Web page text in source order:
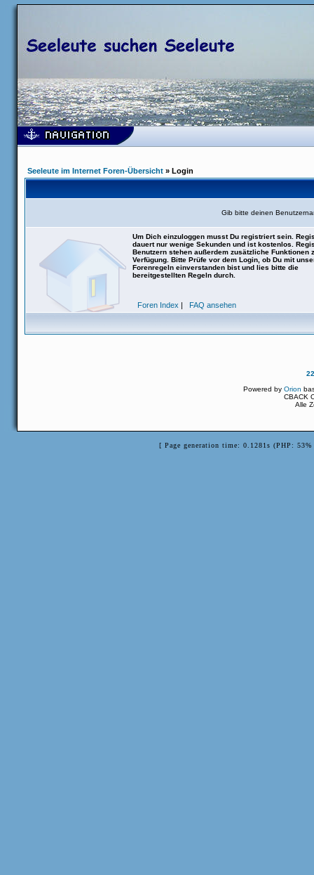
Seeleute im Internet Foren-Übersicht » Login
Gib bitte deinen
Um Dich einzuloggen musst Du registriert sein.
dauert nur wenige Sekunden und ist kostenlos.
Benutzern stehen außerdem zusätzliche Funktionen
Verfügung. Bitte Prüfe vor dem Login, ob Du mit
Forenregeln einverstanden bist und lies bitte die
bereitgestellten Regeln durch.
Foren Index | FAQ ansehen
Powered byOrion
CBACK
Alle
[ Page generation time: 0.1281s (PHP: